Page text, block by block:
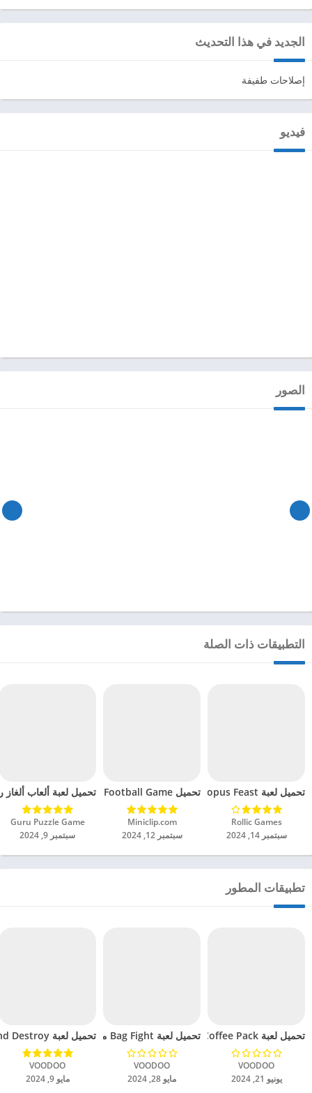
الجديد في هذا التحديث
إصلاحات طفيفة
فيديو
الصور
التطبيقات ذات الصلة
تحميل لعبة Octopus Feast مهكرة للاندرويد 2024
Rollic Games‏
سبتمبر 14, 2024
تحميل Soccer Hero PvP Football Game مهكرة للاندرويد 2024
Miniclip.com‏
سبتمبر 12, 2024
تحميل لعبة ألعاب ألغاز
Guru Puzzle Game‏
سبتمبر 9, 2024
تطبيقات المطور
تحميل لعبة Coffee Pack مهكرة للاندرويد 2024
VOODOO‏
يونيو 21, 2024
تحميل لعبة Bag Fight مهكرة للاندرويد 2024
VOODOO‏
مايو 28, 2024
تحميل لعبة Sniper Siege Defend Destroy مهكرة للاندرويد 2024
VOODOO‏
مايو 9, 2024